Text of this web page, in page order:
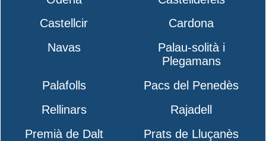
Castellcir
Cardona
Navas
Palau-solità i
Plegamans
Palafolls
Pacs del Penedès
Rellinars
Rajadell
Premià de Dalt
Prats de Lluçanès